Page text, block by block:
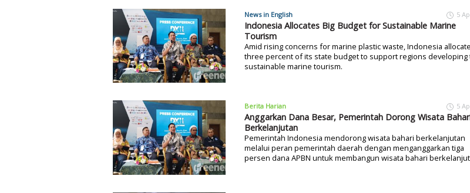
News in English 5
Indonesia Allocates Big Budget for Sustainable Marine
Tourism
Amid rising concerns for marine plastic waste, Indonesia
three percent of its state budget to support regions developing
sustainable marine tourism.
Berita Harian 5
Anggarkan Dana Besar, Pemerintah Dorong Wisata
Berkelanjutan
Pemerintah Indonesia mendorong wisata bahari berkelanjutan
melalui peran pemerintah daerah dengan menganggarkan tiga
persen dana APBN untuk membangun wisata bahari